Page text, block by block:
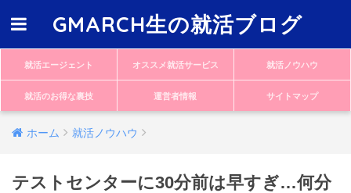
GMARCH生の就活ブログ
就活エージェント オススメ就活サービス 就活ノウハウ
就活のお得な裏技 運営者情報 サイトマップ
ホーム 就活ノウハウ
テストセンターに30分前は早すぎ…何分